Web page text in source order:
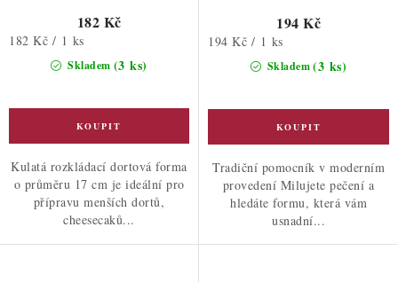
Skladem (3 ks)
182 Kč
Měrná
182 Kč / 1 ks
Kulatá rozkládací dortová forma
o průměru 17 cm je ideální pro
přípravu menších dortů,
cheesecaků...
Skladem(3 ks)
194 Kč
Měrná
194 Kč / 1 ks
Tradiční pomocník v moderním
provedení Milujete pečení a
hledáte formu, která vám
usnadní...